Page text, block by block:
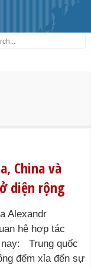
China và
diện rộng
Alexandr
hệ hợp tác
nay: Trung quốc
đếm xỉa đến sự